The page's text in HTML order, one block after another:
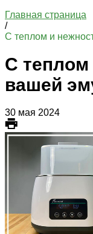
Главная страница
/
С теплом и
С
вашей
30 мая 2024